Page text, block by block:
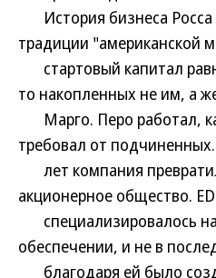
История бизнеса Росса
традиции "американской
стартовый капитал
то накопленных не им, а
Марго. Перо работал,
требовал от
лет компания
акционерное общество.
специализировалось
обеспечении, и не в
благодаря ей было